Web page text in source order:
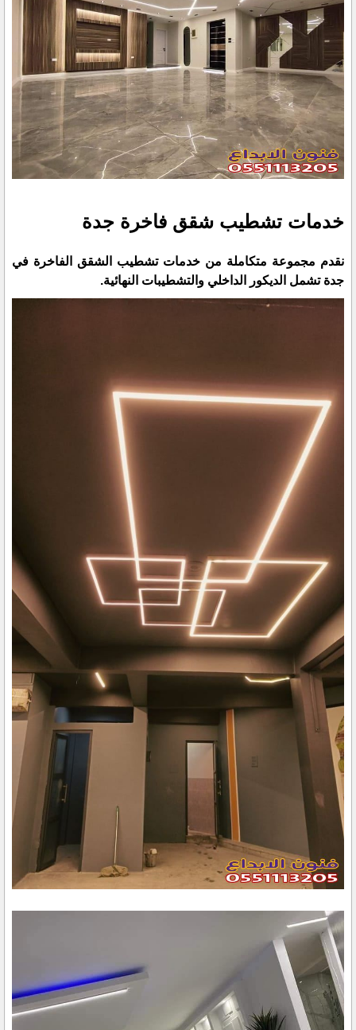
خدمات تشطيب شقق فاخرة جدة
نقدم مجموعة متكاملة من خدمات تشطيب الشقق الفاخرة في
جدة تشمل الديكور الداخلي والتشطيبات النهائية.